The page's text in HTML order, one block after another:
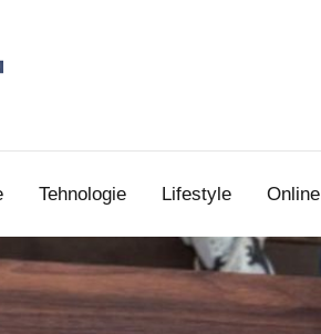
Tehnologie Lifestyle Online